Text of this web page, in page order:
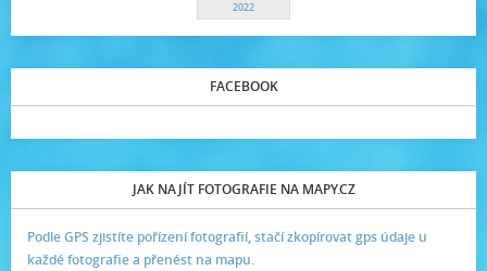
2022
FACEBOOK
JAK NAJÍT FOTOGRAFIE NA MAPY.CZ
Podle GPS zjistíte pořízení fotografií, stačí zkopírovat gps údaje u
každé fotografie a přenést na mapu.